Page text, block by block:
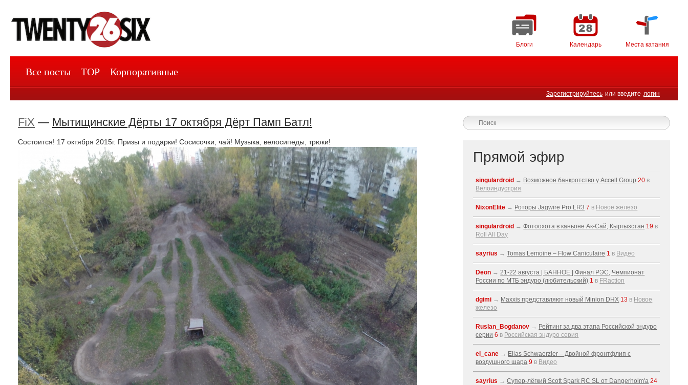
Блоги Календарь Места катания
Зарегистрируйтесь или введите логин
Все посты TOP Корпоративные
FiX — Мытищинские Дёрты 17 октября Дёрт Памп Батл!
Состоится! 17 октября 2015г. Призы и подарки! Сосисочки, чай! Музыка, велосипеды, трюки!
Прямой эфир
singulardroid → Возможное банкротство у Accell Group 20 в
Велоиндустрия
NixonElite → Роторы Jagwire Pro LR3 7 в Новое железо
singulardroid →Фотоохота в каньоне Ак-Cай, Кыргызстан 19 в
Roll All Day
sayrius →Tomas Lemoine – Flow Caniculaire 1 в Видео
Deon →21-22 августа | БАННОЕ | Финал РЭС, Чемпионат
России по МТБ эндуро (любительский) 1 в FRaction
dgimi → Maxxis представляют новый Minion DHX 13 в Новое
железо
Ruslan_Bogdanov → Рейтинг за два этапа Российской эндуро
серии 6 в Российская эндуро серия
el_cane → Elias Schwaerzler – Двойной фронтфлип с
воздушного шара 9 в Видео
sayrius →Супер-лёгкий Scott Spark RC SL от Dangerholm'a 24